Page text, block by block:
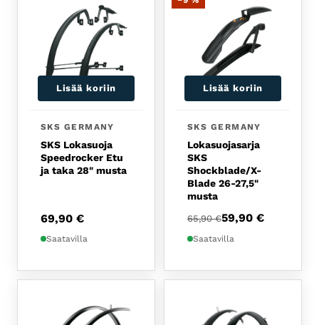
Lisää koriin
SKS GERMANY
SKS Lokasuoja
Speedrocker Etu
ja taka 28" musta
69,90 €
Saatavilla
Lisää koriin
SKS GERMANY
Lokasuojasarja
SKS
Shockblade/X-
Blade 26-27,5"
musta
65,90€
Alkuperäinen hinta oli:
59,90 €
Nykyinen hinta on:
Saatavilla